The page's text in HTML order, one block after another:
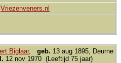
Vriezenveners.nl
Biglaar, geb. 13 aug 1895, Deurne
12 nov 1970 (Leeftijd 75 jaar)